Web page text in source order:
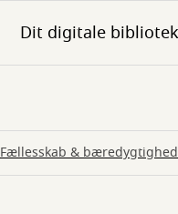
Dit digitale bibliotek
Fællesskab & bæredygtighed